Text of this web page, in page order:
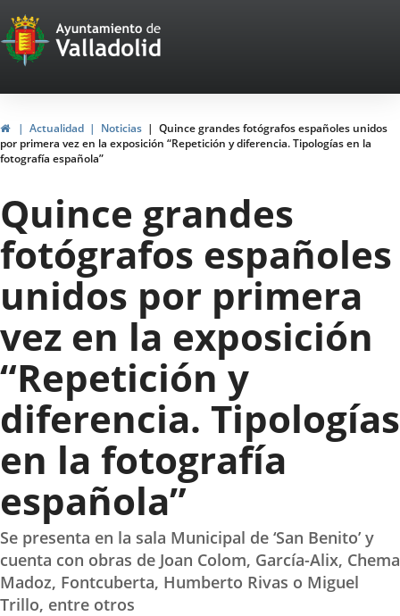
Portal
Web
del
Ayuntamiento
de
Valladolid
HomeActualidad Noticias
Quince grandes fotógrafos españoles unidos
por primera vez en la exposición “Repetición y diferencia. Tipologías en la
fotografía española”
Quince grandes
fotógrafos españoles
unidos por primera
vez en la exposición
“Repetición y
diferencia. Tipologías
en la fotografía
española”
Se presenta en la sala Municipal de ‘San Benito’ y
cuenta con obras de Joan Colom, García-Alix, Chema
Madoz, Fontcuberta, Humberto Rivas o Miguel
Trillo, entre otros